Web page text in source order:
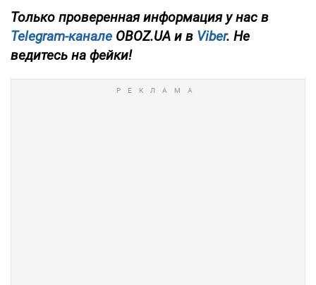
Только проверенная информация у нас в
Telegram-канале OBOZ.UA и в Viber. Не
ведитесь на фейки!